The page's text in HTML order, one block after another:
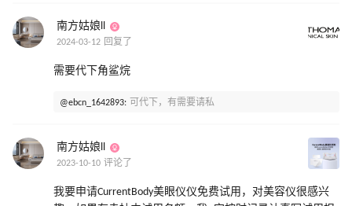
南方姑娘ll
2024-03-12 回复了
需要代下角鲨烷
@ebcn_1642893: 可代下，有需要请私
南方姑娘ll
2023-10-10 评论了
我要申请CurrentBody美眼仪仪免费试用，对美容仪很感兴